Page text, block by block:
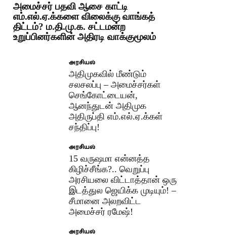
அமைச்சர் பதவி ஆசை காட்டி
எம்.எல்.ஏ.க்களை விலைக்கு வாங்கத்
திட்டம்? ம.தி.மு.க. சட்டமன்ற
உறுப்பினர்களின் அதிரடி வாக்குமூலம்
அரசியல்
அதிமுகவில் மீண்டும்
சலசலப்பு – அமைச்சர்கள்
செங்கோட்டையன்,
ஆனந்துடன் அதிமுக
அதிருப்தி எம்.எல்.ஏ.க்கள்
சந்திப்பு!
அரசியல்
15 வருஷமா என்னத்த
கிழிச்சீங்க?.. வெறுப்பு
அரசியலை விட்டாத்தான் ஒரு
இடத்துல ஜெயிக்க முடியும்! –
சீமானை அலறவிட்ட
அமைச்சர் ரமேஷ்!
அரசியல்